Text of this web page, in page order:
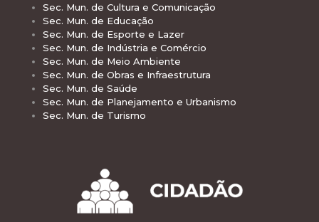
Sec. Mun. de Cultura e Comunicação
Sec. Mun. de Educação
Sec. Mun. de Esporte e Lazer
Sec. Mun. de Indústria e Comércio
Sec. Mun. de Meio Ambiente
Sec. Mun. de Obras e Infraestrutura
Sec. Mun. de Saúde
Sec. Mun. de Planejamento e Urbanismo
Sec. Mun. de Turismo